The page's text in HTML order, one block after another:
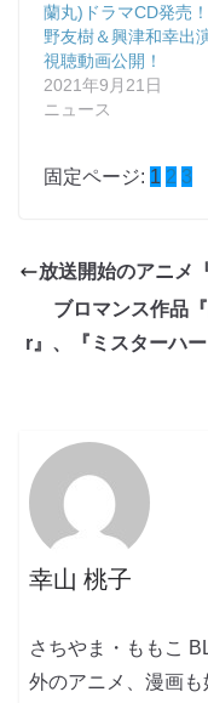
蘭丸)ドラマCD発売
野友樹＆興津和幸出
視聴動画公開！
2021年9月21日
ニュース
固定ページ: 1 2 3
放送開始のアニメ
ブロマンス作品
r』、『ミスターハ
幸山 桃子
さちやま・ももこ
外のアニメ、漫画も